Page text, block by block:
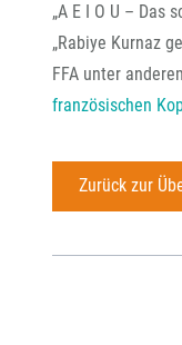
„A E I O U – Das
„Rabiye Kurnaz
FFA unter
französischen
Zurück zur